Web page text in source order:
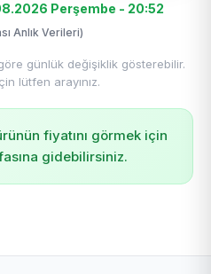
Perşembe - 20:52
Anlık Verileri)
günlük değişiklik gösterebilir.
lütfen arayınız.
fiyatını görmek için
gidebilirsiniz.